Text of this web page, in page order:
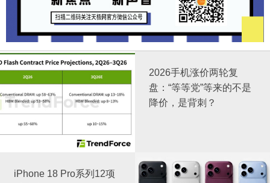
2026手机涨价两轮复
盘：“等等党”等来的不是
降价，是背刺？
iPhone 18 Pro系列12项